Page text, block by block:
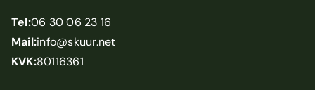
Tel:06 30 06 23 16
Mail:info@skuur.net
KVK:80116361